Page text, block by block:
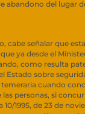
abandono del lugar
cabe señalar que
ya desde el
como resulta
Estado sobre
cuando
personas, si
1995, de 23 de